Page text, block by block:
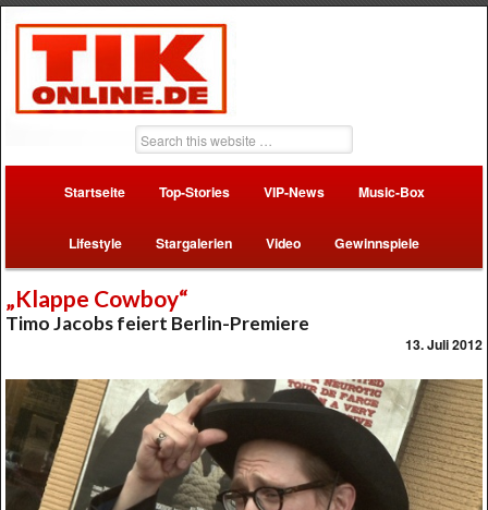
Startseite Top-Stories VIP-News Music-Box
Lifestyle Stargalerien Video Gewinnspiele
„Klappe Cowboy“
Timo Jacobs feiert Berlin-Premiere
13. Juli 2012